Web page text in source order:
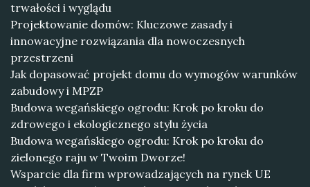
trwałości i wyglądu
Projektowanie domów: Kluczowe zasady i
innowacyjne rozwiązania dla nowoczesnych
przestrzeni
Jak dopasować projekt domu do wymogów warunków
zabudowy i MPZP
Budowa wegańskiego ogrodu: Krok po kroku do
zdrowego i ekologicznego stylu życia
Budowa wegańskiego ogrodu: Krok po kroku do
zielonego raju w Twoim Dworze!
Wsparcie dla firm wprowadzających na rynek UE